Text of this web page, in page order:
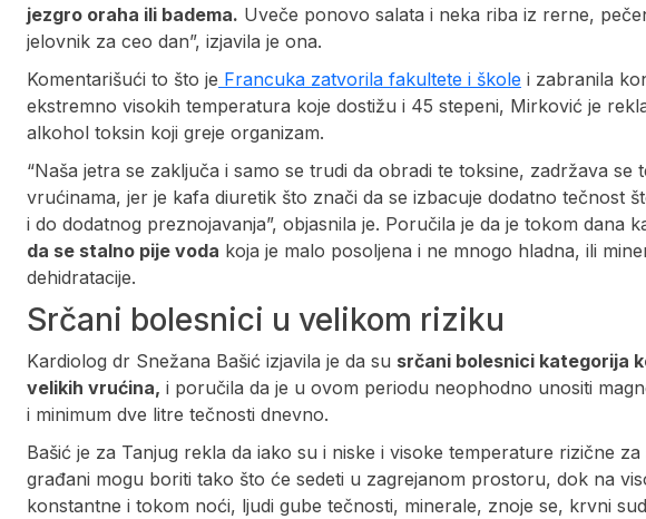
jezgro oraha ili badema. Uveče ponovo salata i neka riba iz rerne,
jelovnik za ceo dan”, izjavila je ona.
Komentarišući to što je Francuka zatvorila fakultete i škole i zabranila
ekstremno visokih temperatura koje dostižu i 45 stepeni, Mirković je
alkohol toksin koji greje organizam.
“Naša jetra se zaključa i samo se trudi da obradi te toksine, zadržava
vrućinama, jer je kafa diuretik što znači da se izbacuje dodatno tečnost
i do dodatnog preznojavanja”, objasnila je. Poručila je da je tokom dana
da se stalno pije voda koja je malo posoljena i ne mnogo hladna, ili
dehidratacije.
Srčani bolesnici u velikom riziku
Kardiolog dr Snežana Bašić izjavila je da su srčani bolesnici kategorija
velikih vrućina, i poručila da je u ovom periodu neophodno unositi
i minimum dve litre tečnosti dnevno.
Bašić je za Tan‌jug rekla da iako su i niske i visoke temperature rizične
građani mogu boriti tako što će sedeti u zagrejanom prostoru, dok na
konstantne i tokom noći, ljudi gube tečnosti, minerale, znoje se, krvni